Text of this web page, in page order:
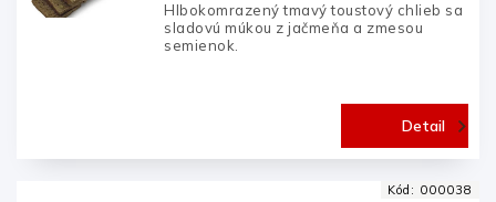
Detail
Hlbokomrazený tmavý toustový chlieb sa
sladovú múkou z jačmeňa a zmesou
semienok.
Kód: 000038